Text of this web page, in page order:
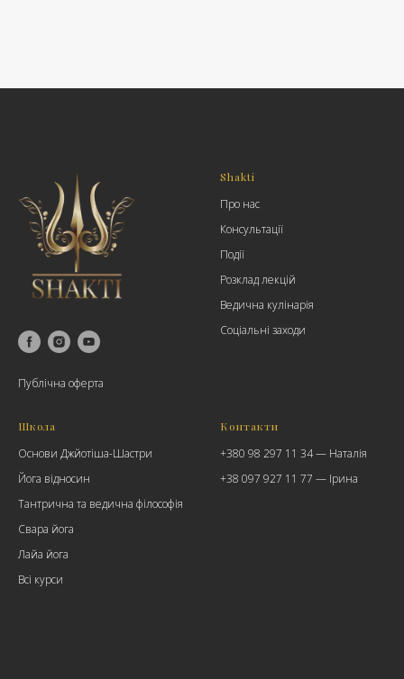
Публічна оферта
Shakti
Про нас
Консультації
Події
Розклад лекцій
Ведична кулінарія
Соціальні заходи
Школа
Основи Джйотіша-Шастри
Йога відносин
Тантрична та ведична філософія
Свара йога
Лайа йога
Всі курси
Контакти
+380 98 297 11 34 — Наталія
+38 097 927 11 77 — Ірина